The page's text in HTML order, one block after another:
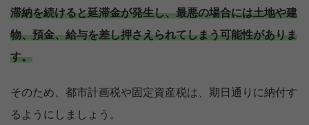
滞納を続けると延滞金が発生し、最悪の場合には土地や建
物、預金、給与を差し押さえられてしまう可能性がありま
す。
そのため、都市計画税や固定資産税は、期日通りに納付す
るようにしましょう。